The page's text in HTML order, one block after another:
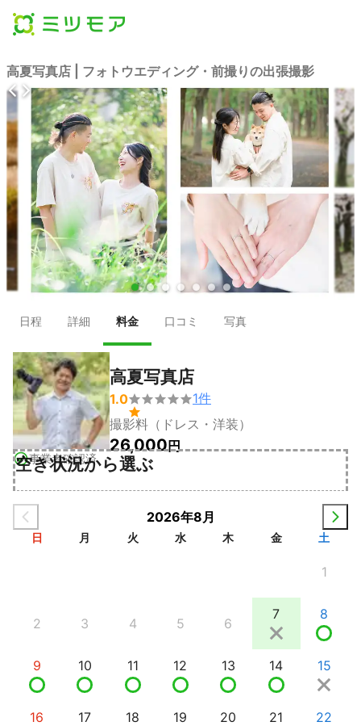
高夏写真店 | フォトウエディング・前撮りの出張撮影
● ● ● ● ● ● ●
日程 詳細 料金 口コミ 写真
事業者確認済
高夏写真店
1.0

1件
撮影料（ドレス・洋装）
26,000円
空き状況から選ぶ
2026年8月
日 月 火 水 木 金 土
1
2 3 4 5 6
7 8
9 10 11 12 13 14 15
16 17 18 19 20 21 22